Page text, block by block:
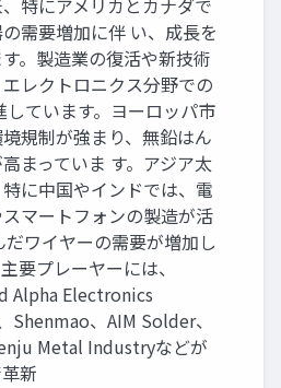
特にアメリカとカナダで
需要増加に伴 い、成長を
。製造業の復活や新技術
レクトロニクス分野での
しています。ヨーロッパ市
規制が強まり、無鉛はん
まっていま す。アジア太
に中国やインドでは、電
マートフォンの製造が活
だワイヤーの需要が増加し
要プレーヤーには、
Alpha Electronics
、AIM Solder、
Metal Industryなどが
新